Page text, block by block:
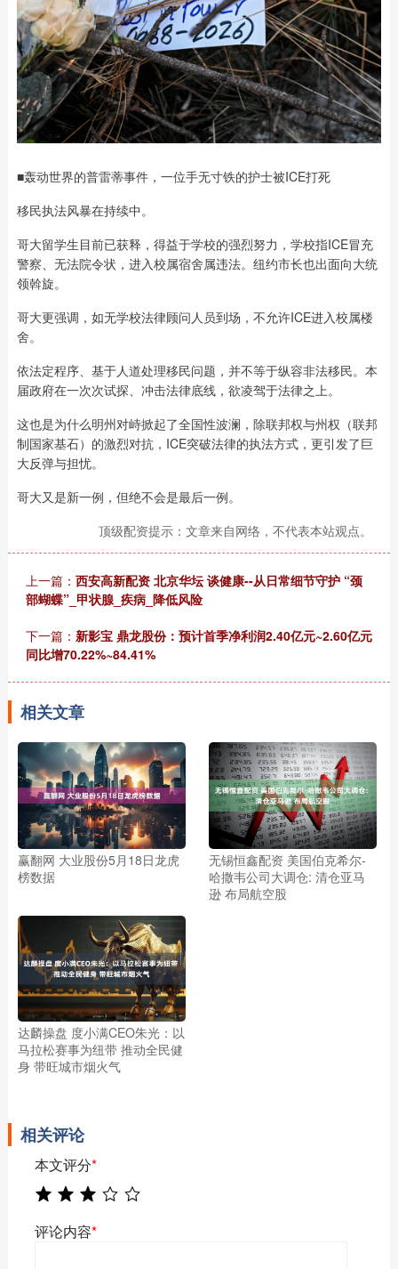
■轰动世界的普雷蒂事件，一位手无寸铁的护士被ICE打死
移民执法风暴在持续中。
哥大留学生目前已获释，得益于学校的强烈努力，学校指ICE冒充
警察、无法院令状，进入校属宿舍属违法。纽约市长也出面向大统
领斡旋。
哥大更强调，如无学校法律顾问人员到场，不允许ICE进入校属楼
舍。
依法定程序、基于人道处理移民问题，并不等于纵容非法移民。本
届政府在一次次试探、冲击法律底线，欲凌驾于法律之上。
这也是为什么明州对峙掀起了全国性波澜，除联邦权与州权（联邦
制国家基石）的激烈对抗，ICE突破法律的执法方式，更引发了巨
大反弹与担忧。
哥大又是新一例，但绝不会是最后一例。
顶级配资提示：文章来自网络，不代表本站观点。
上一篇： 西安高新配资 北京华坛 谈健康--从日常细节守护 “颈
部蝴蝶”_甲状腺_疾病_降低风险
下一篇： 新影宝 鼎龙股份：预计首季净利润2.40亿元~2.60亿元
同比增70.22%~84.41%
相关文章
赢翻网 大业股份5月18日龙虎
榜数据
无锡恒鑫配资 美国伯克希尔-
哈撒韦公司大调仓: 清仓亚马
逊 布局航空股
达麟操盘 度小满CEO朱光：以
马拉松赛事为纽带 推动全民健
身 带旺城市烟火气
相关评论
本文评分*
评论内容*